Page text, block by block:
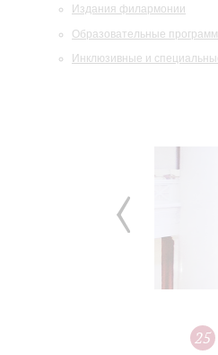
Издания филармонии
Образовательные
Инклюзивные и
25